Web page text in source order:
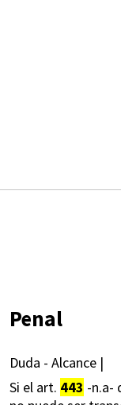
Penal
Duda - Alcance |
Si el art. 443 -n.a-